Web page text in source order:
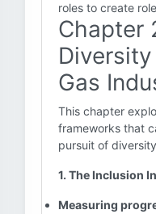
roles to create
Chapter
Gas
This chapter
frameworks that
pursuit of
1. The Inclusion
Measuring